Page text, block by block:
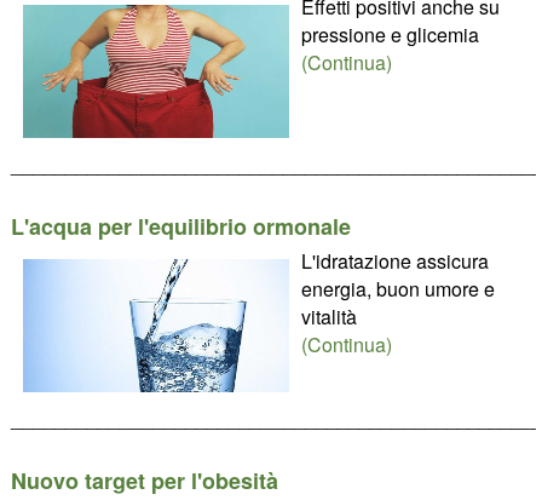
Effetti positivi anche su
pressione e glicemia
(Continua)
L'acqua per l'equilibrio ormonale
L'idratazione assicura
energia, buon umore e
vitalità
(Continua)
Nuovo target per l'obesità